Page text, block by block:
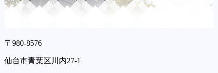
〒980-8576
仙台市青葉区川内27-1